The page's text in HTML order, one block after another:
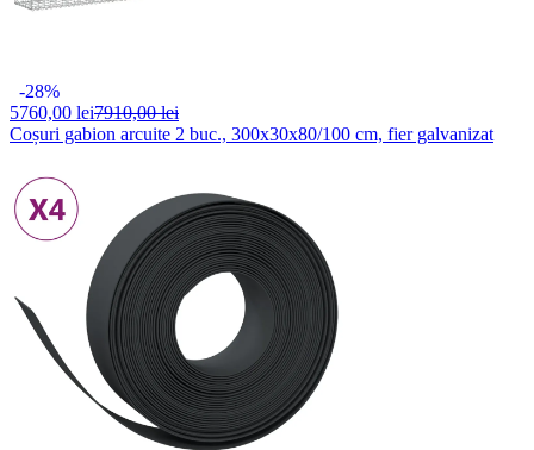
-28%
5760,00 lei7910,00 lei
Coșuri gabion arcuite 2 buc., 300x30x80/100 cm, fier galvanizat